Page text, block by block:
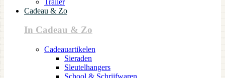
Cadeau & Zo
In Cadeau & Zo
Cadeauartikelen
Sieraden
Sleutelhangers